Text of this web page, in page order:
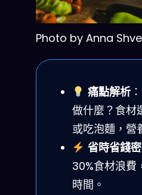
Photo by Anna
痛點解析
做什麼？食材
或吃泡麵，營
省時省錢
30%食材浪費
時間。